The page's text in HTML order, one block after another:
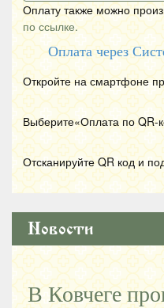
Оплату также можно
по ссылке.
Оплата через
Откройте на смартфоне
Выберите«Оплата по QR-
Отсканируйте QR код и
Новости
В Ковчеге